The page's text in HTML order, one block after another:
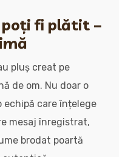
poți fi plătit –
pluș creat pe
de om. Nu doar o
echipă care înțelege
mesaj înregistrat,
brodat poartă